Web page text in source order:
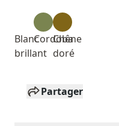
Blanc
brillant
Cordoba
Chêne
doré
Partager